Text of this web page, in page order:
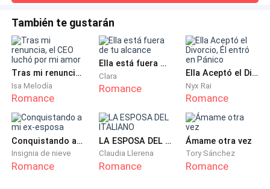
—Dime, Sarah —insistió la mujer sin contestar a su
hijo—, ¿tú crees lo mismo que yo?
Sarah dejó caer las lágrimas que retuvo todo el
sepelio. Ella quería mucho a Miguel Vicuña, desde que
murieron sus padres él fue como un padre para ella.
—Ni siquiera me atrevía a admitirlo para mí misma,
por lo terrible que suena, pero sí, señora Lidia, estoy
segura de que él la amaba demasiado para dejarla
También te gustarán
Tras mi renuncia, el CEO luchó por mi amor
Isa Melodía
Romance
Ella está fuera de tu alcance
Clara
Romance
Ella Aceptó el Divorcio, Él entró en Pánico
Nyx Rai
Romance
Conquistando a mi ex-esposa
Insignia de nieve
Romance
LA ESPOSA DEL ITALIANO
Claudia Llerena
Romance
Ámame otra vez
Tory Sánchez
Romance